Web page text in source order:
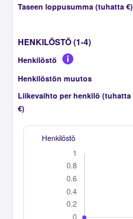
Taseen loppusumma (tuhatta €)
HENKILÖSTÖ (1-4)
Henkilöstö
Henkilöstön muutos
Liikevaihto per henkilö (tuhatta
€)
Henkilöstö